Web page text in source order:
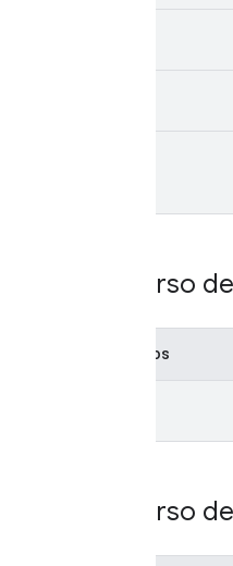
Recurso
Métodos
Recurso